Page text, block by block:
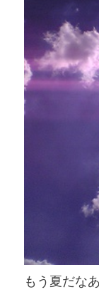
もう夏だなあ